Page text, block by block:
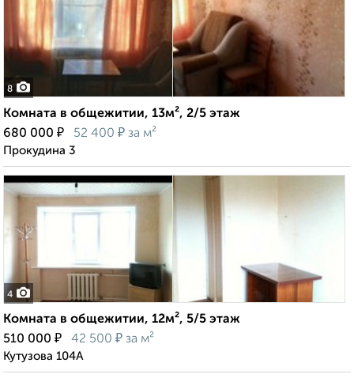
8
Комната в общежитии, 13м², 2/5 этаж
680 000 ₽ 52 400 ₽ за м²
Прокудина 3
4
Комната в общежитии, 12м², 5/5 этаж
510 000 ₽ 42 500 ₽ за м²
Кутузова 104А